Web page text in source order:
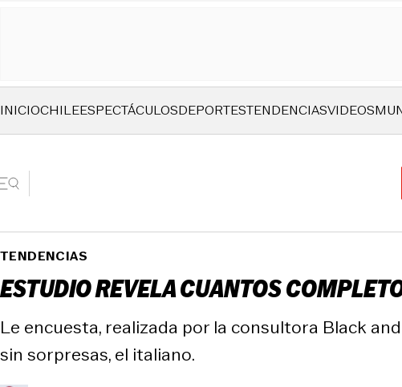
INICIOCHILEESPECTÁCULOSDEPORTESTENDENCIASVIDEOS
TENDENCIAS
ESTUDIO REVELA CUANTOS
Le encuesta, realizada por la consultora Black
sin sorpresas, el italiano.